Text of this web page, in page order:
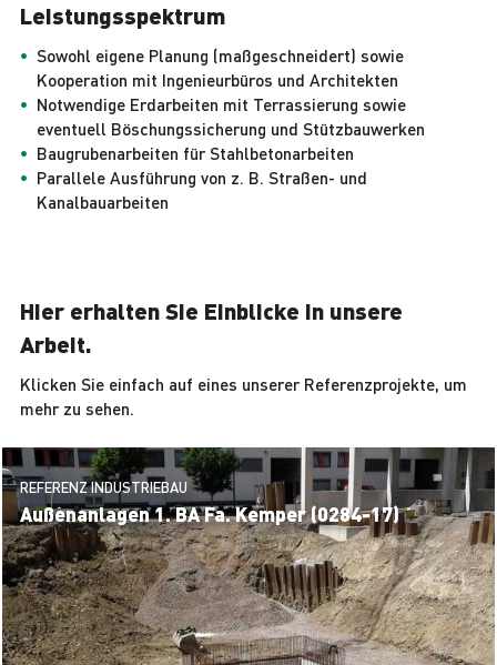
Leistungsspektrum
Sowohl eigene Planung (maßgeschneidert) sowie
Kooperation mit Ingenieurbüros und Architekten
Notwendige Erdarbeiten mit Terrassierung sowie
eventuell Böschungssicherung und Stützbauwerken
Baugrubenarbeiten für Stahlbetonarbeiten
Parallele Ausführung von z. B. Straßen- und
Kanalbauarbeiten
Hier erhalten Sie Einblicke in unsere
Arbeit.
Klicken Sie einfach auf eines unserer Referenzprojekte, um
mehr zu sehen.
REFERENZ INDUSTRIEBAU
Außenanlagen 1. BA Fa. Kemper (0284-17)